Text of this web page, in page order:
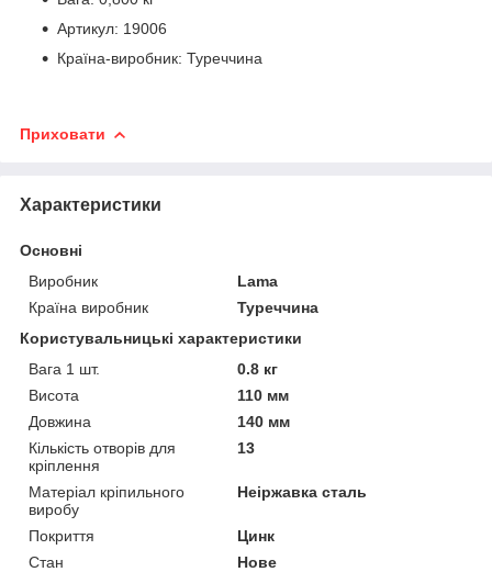
Артикул: 19006
Країна-виробник: Туреччина
Приховати
Характеристики
Основні
Виробник
Lama
Країна виробник
Туреччина
Користувальницькі характеристики
Вага 1 шт.
0.8 кг
Висота
110 мм
Довжина
140 мм
Кількість отворів для
кріплення
13
Матеріал кріпильного
виробу
Неіржавка сталь
Покриття
Цинк
Стан
Нове